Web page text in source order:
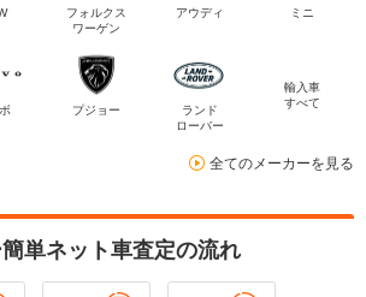
フォルクス
ワーゲン
アウディ ミニ
プジョー
ランド
ローバー
輸入車
すべて
全てのメーカーを見る
単ネット車査定の流れ